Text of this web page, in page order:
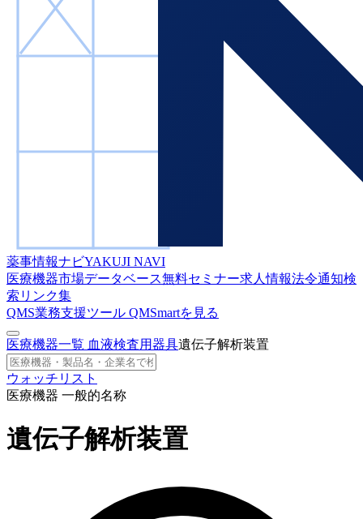
薬事情報ナビYAKUJI NAVI
医療機器市場データベース無料セミナー求人情報法令通知検
索 リンク集
QMS業務支援ツール QMSmartを見る
医療機器一覧 血液検査用器具遺伝子解析装置
ウォッチリスト
医療機器 一般的名称
遺伝子解析装置